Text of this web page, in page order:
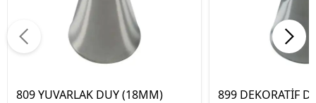
809 YUVARLAK DUY (18MM) 899 DEKORATİF